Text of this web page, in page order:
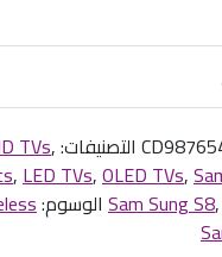
أو استرداد قيمته.
في حالته الأصلية.
التصنيفات: TVs,
,LED TVs,OLED TVs,
Sam Sung S8, الوسوم: